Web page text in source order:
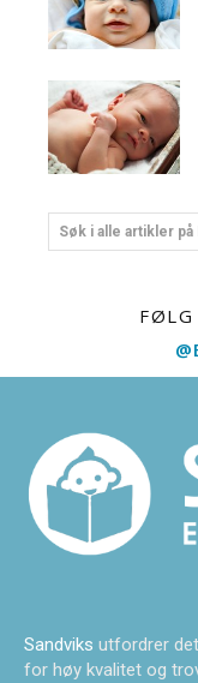
Søk i alle artikler på
FØLG
Sandviks utfordrer
for høy kvalitet og